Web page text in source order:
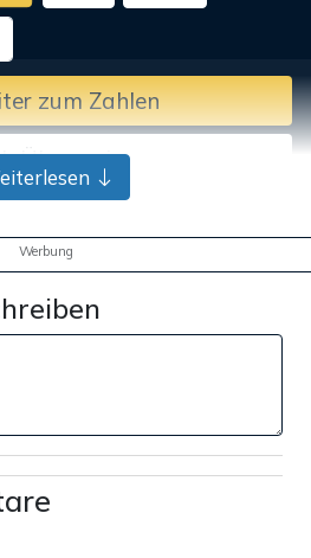
zum Zahlen
Überweisung
Werbung